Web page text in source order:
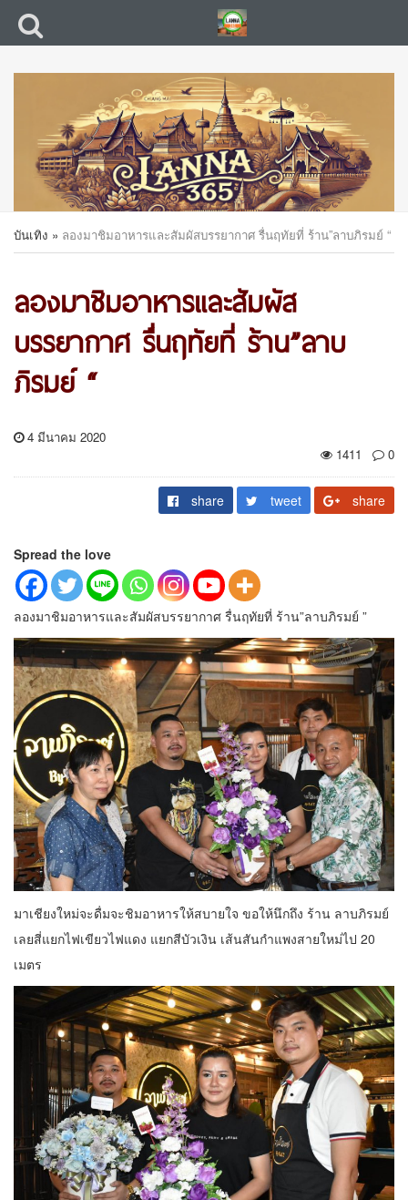
บันเทิง » ลองมาชิมอาหารและสัมผัสบรรยากาศ รื่นฤทัยที่ ร้าน”ลาบภิรมย์ “
ลองมาชิมอาหารและสัมผัส
บรรยากาศ รื่นฤทัยที่ ร้าน”ลาบ
ภิรมย์ “
4 มีนาคม 2020
1411
0
share tweet share
Spread the love
ลองมาชิมอาหารและสัมผัสบรรยากาศ รื่นฤทัยที่ ร้าน”ลาบภิรมย์ ”
มาเชียงใหม่จะดื่มจะชิมอาหารให้สบายใจ ขอให้นึกถึง ร้าน ลาบภิรมย์
เลยสี่แยกไฟเขียวไฟแดง แยกสีบัวเงิน เส้นสันกำแพงสายใหม่ไป 20
เมตร